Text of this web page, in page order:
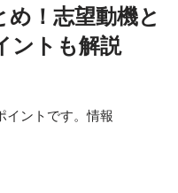
め！志望動機と
ントも解説
イントです。情報